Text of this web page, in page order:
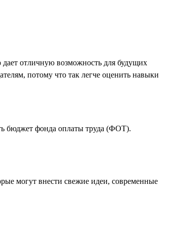
отличную возможность для будущих
потому что так легче оценить навыки
бюджет фонда оплаты труда (ФОТ).
могут внести свежие идеи, современные